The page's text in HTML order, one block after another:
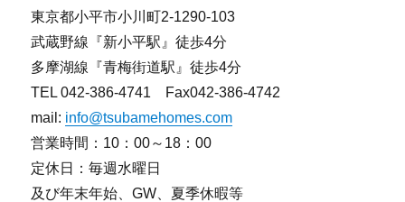
東京都小平市小川町2-1290-103
武蔵野線『新小平駅』徒歩4分
多摩湖線『青梅街道駅』徒歩4分
TEL 042-386-4741 Fax042-386-4742
mail: info@tsubamehomes.com
営業時間：10：00～18：00
定休日：毎週水曜日
及び年末年始、GW、夏季休暇等